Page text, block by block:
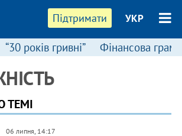
Підтримати УКР
“30 років гривні” Фінансова
ТЕМІ
06 липня, 14:17